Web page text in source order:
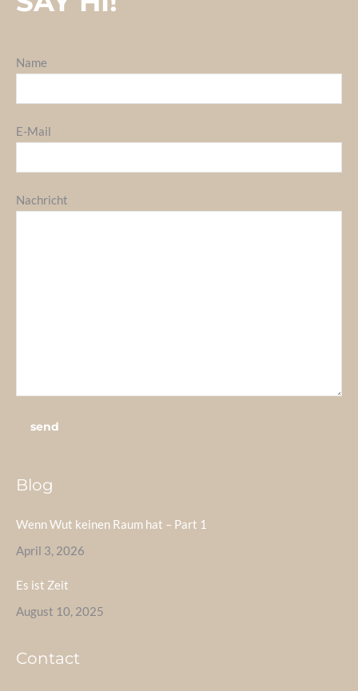
Name
E-Mail
Nachricht
Blog
Wenn Wut keinen Raum hat – Part 1
April 3, 2026
Es ist Zeit
August 10, 2025
Contact